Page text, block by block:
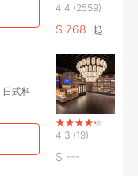
4.4 (2559)
$ 768 起
日式料
4.3 (19)
$ ---